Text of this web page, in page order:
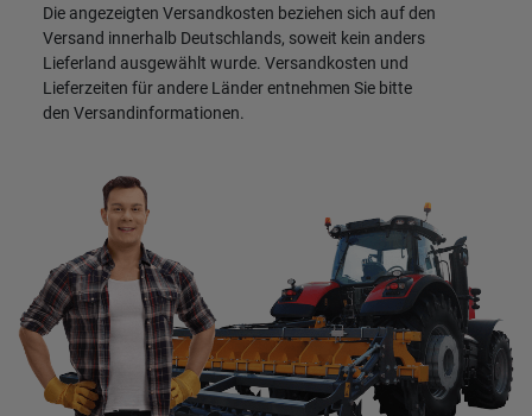
Die angezeigten Versandkosten beziehen sich auf den
Versand innerhalb Deutschlands, soweit kein anders
Lieferland ausgewählt wurde. Versandkosten und
Lieferzeiten für andere Länder entnehmen Sie bitte
den Versandinformationen.